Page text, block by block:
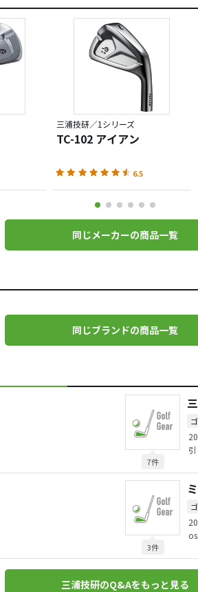
三浦技研／1シリーズ
TC-102 アイアン
6.5
同じメーカーの商品一覧
同じブランドの商品一覧
7件
3件
三浦技研のQ&Aをもっと見る